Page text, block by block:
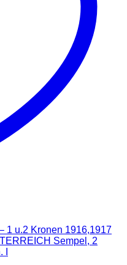
1 u.2 Kronen 1916,1917
Sempel, 2